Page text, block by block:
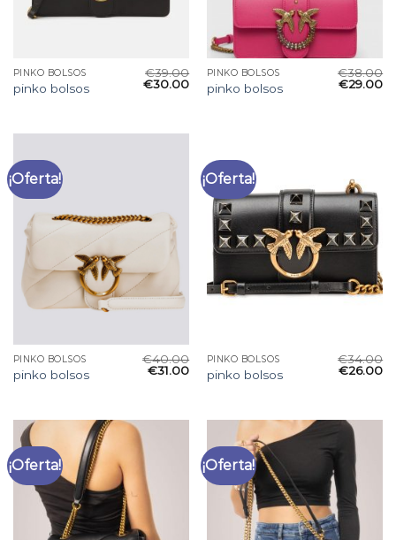
PINKO BOLSOS
pinko bolsos
€39.00
€30.00
PINKO BOLSOS
pinko bolsos
€38.00
€29.00
¡Oferta!
PINKO BOLSOS
pinko bolsos
€40.00
€31.00
¡Oferta!
PINKO BOLSOS
pinko bolsos
€34.00
€26.00
¡Oferta! ¡Oferta!